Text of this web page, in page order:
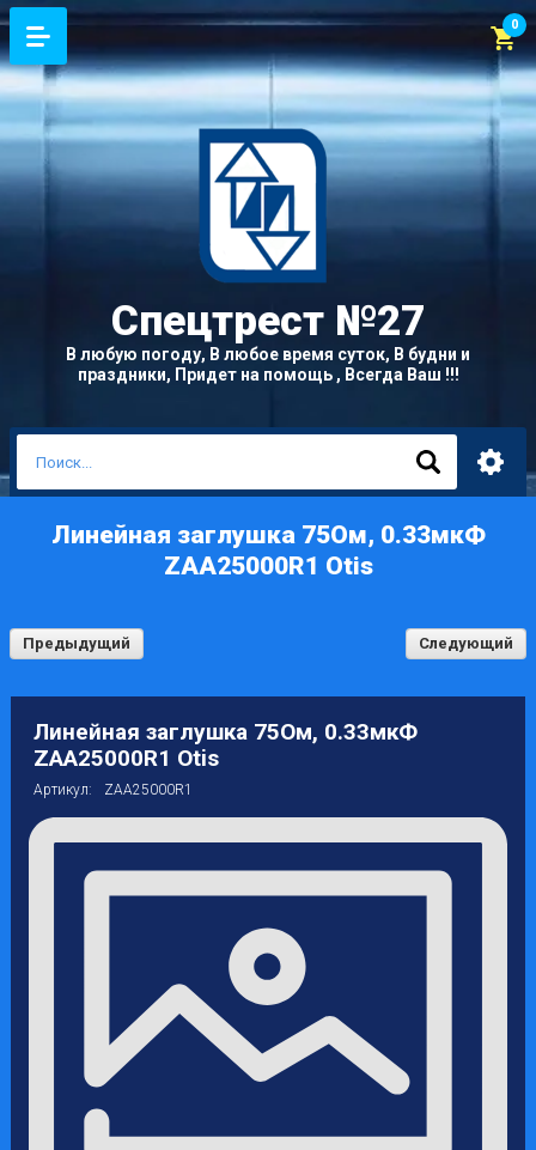
0
Спецтрест №27
В любую погоду, В любое время суток, В будни и
праздники, Придет на помощь , Всегда Ваш !!!
Линейная заглушка 75Ом, 0.33мкФ
ZAA25000R1 Otis
Предыдущий Следующий
Линейная заглушка 75Ом, 0.33мкФ
ZAA25000R1 Otis
Артикул: ZAA25000R1